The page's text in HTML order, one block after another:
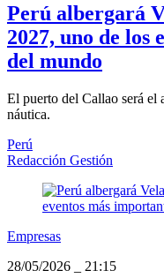
Perú albergará
2027, uno de los
del mundo
El puerto del Callao será el
náutica.
Perú
Redacción Gestión
Empresas
28/05/2026
21:15